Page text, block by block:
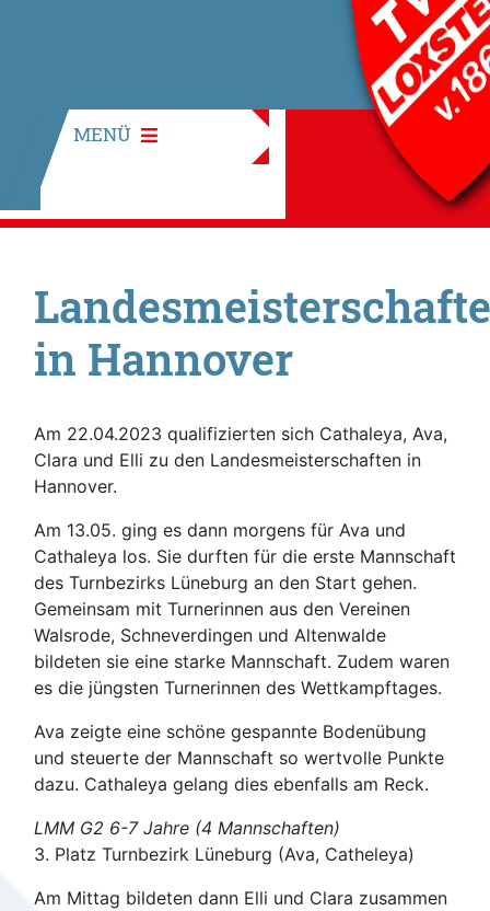
MENÜ
in Hannover
Am 22.04.2023 qualifizierten sich Cathaleya, Ava,
Clara und Elli zu den Landesmeisterschaften in
Hannover.
Am 13.05. ging es dann morgens für Ava und
Cathaleya los. Sie durften für die erste Mannschaft
des Turnbezirks Lüneburg an den Start gehen.
Gemeinsam mit Turnerinnen aus den Vereinen
Walsrode, Schneverdingen und Altenwalde
bildeten sie eine starke Mannschaft. Zudem waren
es die jüngsten Turnerinnen des Wettkampftages.
Ava zeigte eine schöne gespannte Bodenübung
und steuerte der Mannschaft so wertvolle Punkte
dazu. Cathaleya gelang dies ebenfalls am Reck.
LMM G2 6-7 Jahre (4 Mannschaften)
3. Platz Turnbezirk Lüneburg (Ava, Catheleya)
Am Mittag bildeten dann Elli und Clara zusammen